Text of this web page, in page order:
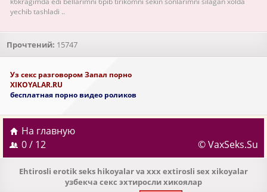
yechib tashladi ..
Прочтений: 15747
Уз секс разговором Запал порно
XIKOYALAR.RU
бесплатная порно видео роликов
На главную
0 / 12
© VaxSeks.Su
Ehtirosli erotik seks hikoyalar va xxx extirosli sex xikoyalar
узбекча секс эхтиросли хикоялар